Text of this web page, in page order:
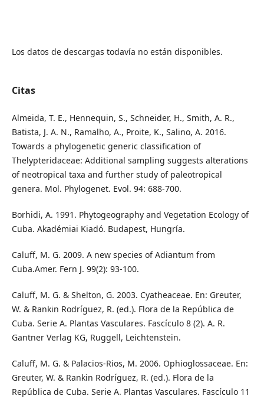
Los datos de descargas todavía no están disponibles.
Citas
Almeida, T. E., Hennequin, S., Schneider, H., Smith, A. R.,
Batista, J. A. N., Ramalho, A., Proite, K., Salino, A. 2016.
Towards a phylogenetic generic classification of
Thelypteridaceae: Additional sampling suggests alterations
of neotropical taxa and further study of paleotropical
genera. Mol. Phylogenet. Evol. 94: 688-700.
Borhidi, A. 1991. Phytogeography and Vegetation Ecology of
Cuba. Akadémiai Kiadó. Budapest, Hungría.
Caluff, M. G. 2009. A new species of Adiantum from
Cuba.Amer. Fern J. 99(2): 93-100.
Caluff, M. G. & Shelton, G. 2003. Cyatheaceae. En: Greuter,
W. & Rankin Rodríguez, R. (ed.). Flora de la República de
Cuba. Serie A. Plantas Vasculares. Fascículo 8 (2). A. R.
Gantner Verlag KG, Ruggell, Leichtenstein.
Caluff, M. G. & Palacios-Rios, M. 2006. Ophioglossaceae. En:
Greuter, W. & Rankin Rodríguez, R. (ed.). Flora de la
República de Cuba. Serie A. Plantas Vasculares. Fascículo 11